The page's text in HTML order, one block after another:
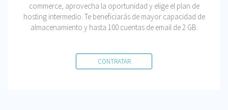
commerce, aprovecha la oportunidad y elige el plan de
hosting intermedio. Te beneficiarás de mayor capacidad de
almacenamiento y hasta 100 cuentas de email de 2 GB.
CONTRATAR